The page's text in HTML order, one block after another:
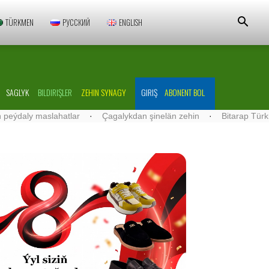
TÜRKMEN РУССКИЙ ENGLISH
SAGLYK BILDIRIŞLER ZEHIN SYNAGY GIRIŞ ABONENT BOL
maslahatlar · Çagalykdan şinelän zehin · Bitarap